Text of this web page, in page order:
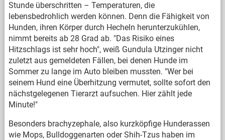
Stunde überschritten – Temperaturen, die
lebensbedrohlich werden können. Denn die Fähigkeit von
Hunden, ihren Körper durch Hecheln herunterzukühlen,
nimmt bereits ab 28 Grad ab. "Das Risiko eines
Hitzschlags ist sehr hoch", weiß Gundula Utzinger nicht
zuletzt aus gemeldeten Fällen, bei denen Hunde im
Sommer zu lange im Auto bleiben mussten. "Wer bei
seinem Hund eine Überhitzung vermutet, sollte sofort den
nächstgelegenen Tierarzt aufsuchen. Hier zählt jede
Minute!"
Besonders brachyzephale, also kurzköpfige Hunderassen
wie Mops, Bulldoggenarten oder Shih-Tzus haben im